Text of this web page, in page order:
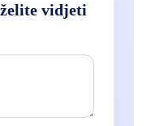
vidjeti